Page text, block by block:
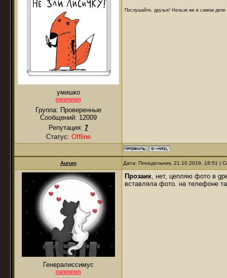
умишко
Группа: Проверенные
Сообщений: 12009
Репутация: 7
Статус: Offline
Послушайте, друзья! Нельзя же в самом
Aurum Дата: Понедельник, 21.10.2019, 18:51 |
Генералиссимус
Прозаик, нет, цепляю фото в
вставляла фото. на телефоне